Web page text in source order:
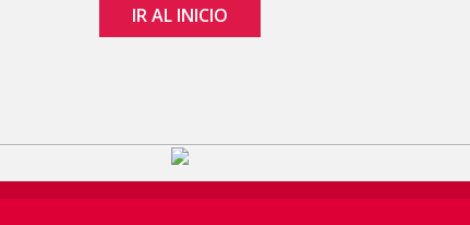
IR AL INICIO